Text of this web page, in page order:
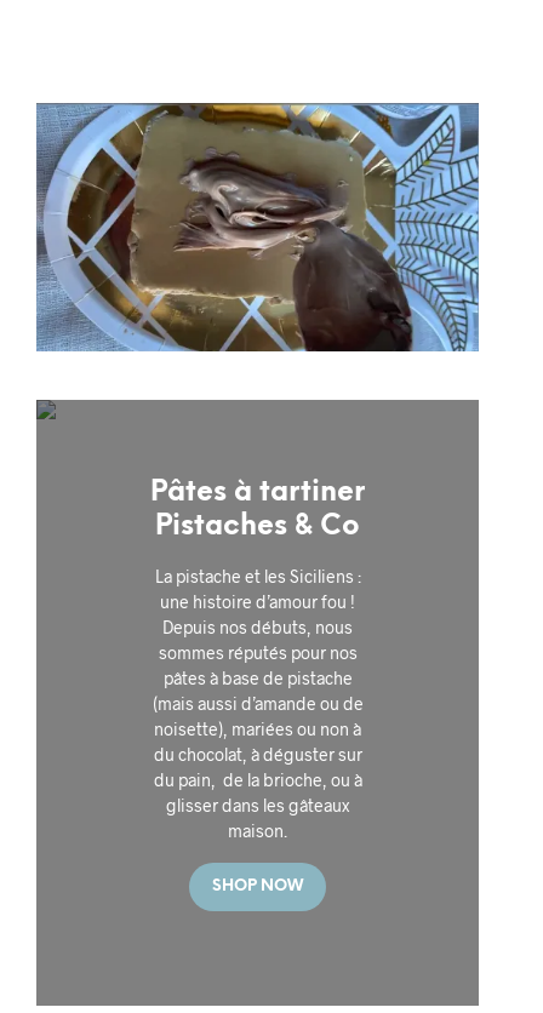
Pâtes à tartiner
Pistaches & Co
La pistache et les Siciliens :
une histoire d’amour fou !
Depuis nos débuts, nous
sommes réputés pour nos
pâtes à base de pistache
(mais aussi d’amande ou de
noisette), mariées ou non à
du chocolat, à déguster sur
du pain, de la brioche, ou à
glisser dans les gâteaux
maison.
SHOP NOW